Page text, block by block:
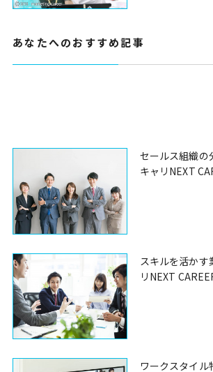
あなたへのおすすめ記事
セールス組織の
キャリNEXT
スキルを活かす
リNEXT
ワークスタイル